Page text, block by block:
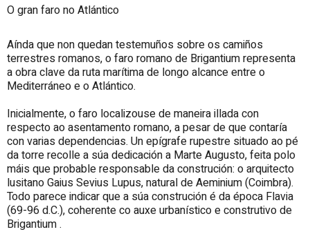
O gran faro no Atlántico
Aínda que non quedan testemuños sobre os camiños
terrestres romanos, o faro romano de Brigantium representa
a obra clave da ruta marítima de longo alcance entre o
Mediterráneo e o Atlántico.
Inicialmente, o faro localizouse de maneira illada con
respecto ao asentamento romano, a pesar de que contaría
con varias dependencias. Un epígrafe rupestre situado ao pé
da torre recolle a súa dedicación a Marte Augusto, feita polo
máis que probable responsable da construción: o arquitecto
lusitano Gaius Sevius Lupus, natural de Aeminium (Coimbra).
Todo parece indicar que a súa construción é da época Flavia
(69-96 d.C.), coherente co auxe urbanístico e construtivo de
Brigantium .